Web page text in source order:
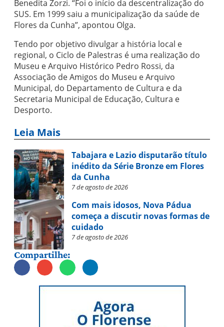
Benedita Zorzi. “Foi o início da descentralização do
SUS. Em 1999 saiu a municipalização da saúde de
Flores da Cunha”, apontou Olga.
Tendo por objetivo divulgar a história local e
regional, o Ciclo de Palestras é uma realização do
Museu e Arquivo Histórico Pedro Rossi, da
Associação de Amigos do Museu e Arquivo
Municipal, do Departamento de Cultura e da
Secretaria Municipal de Educação, Cultura e
Desporto.
Leia Mais
Tabajara e Lazio disputarão título
inédito da Série Bronze em Flores
da Cunha
7 de agosto de 2026
Com mais idosos, Nova Pádua
começa a discutir novas formas de
cuidado
7 de agosto de 2026
Compartilhe: